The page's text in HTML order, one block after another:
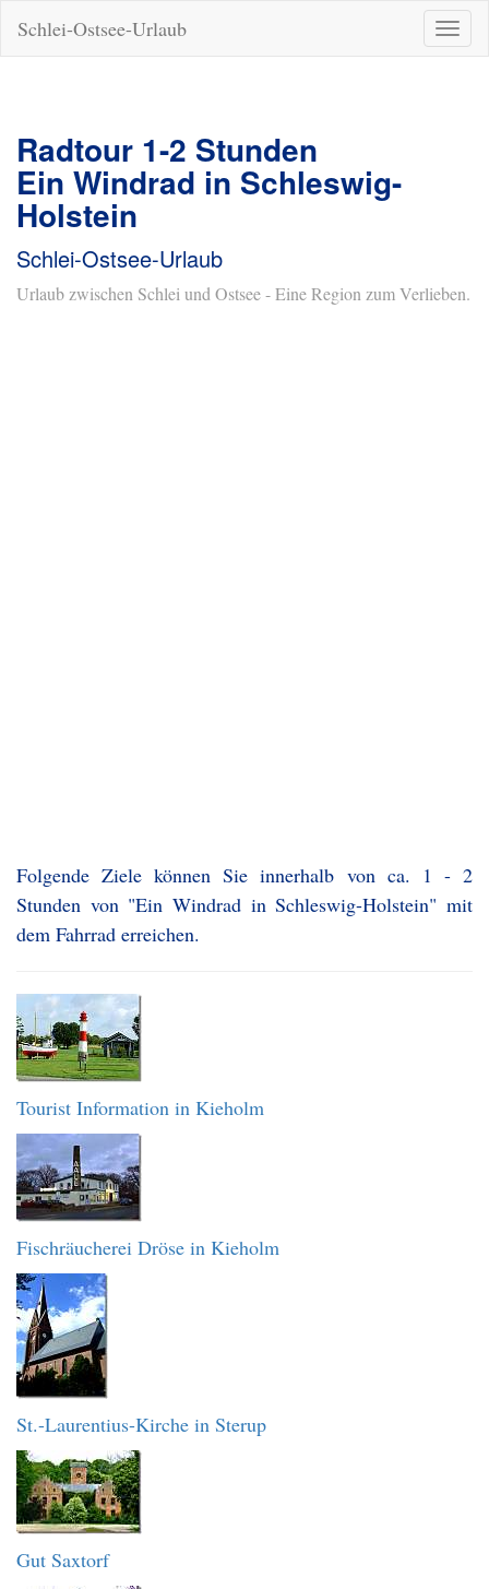
ein-/
Schlei-Ostsee-Urlaub
Radtour 1-2 Stunden
Ein Windrad in Schleswig-
Holstein
Schlei-Ostsee-Urlaub
Urlaub zwischen Schlei und Ostsee - Eine Region zum Verlieben.
Folgende Ziele können Sie innerhalb von ca. 1 - 2
Stunden von "Ein Windrad in Schleswig-Holstein" mit
dem Fahrrad erreichen.
Tourist Information in Kieholm
Fischräucherei Dröse in Kieholm
St.-Laurentius-Kirche in Sterup
Gut Saxtorf